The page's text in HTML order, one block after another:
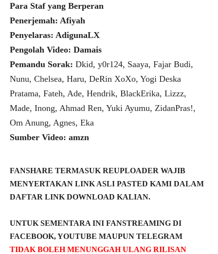
Para Staf yang Berperan
Penerjemah: Afiyah
Penyelaras: AdigunaLX
Pengolah Video: Damais
Pemandu Sorak: Dkid, y0r124, Saaya, Fajar Budi,
Nunu, Chelsea, Haru, DeRin XoXo, Yogi Deska
Pratama, Fateh, Ade, Hendrik, BlackErika, Lizzz,
Made, Inong, Ahmad Ren, Yuki Ayumu, ZidanPras!,
Om Anung, Agnes, Eka
Sumber Video: amzn
FANSHARE TERMASUK REUPLOADER WAJIB
MENYERTAKAN LINK ASLI PASTED KAMI DALAM
DAFTAR LINK DOWNLOAD KALIAN.
UNTUK SEMENTARA INI FANSTREAMING DI
FACEBOOK, YOUTUBE MAUPUN TELEGRAM
TIDAK BOLEH MENUNGGAH ULANG RILISAN